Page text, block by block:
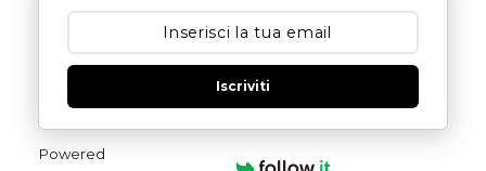
Iscriviti
Powered